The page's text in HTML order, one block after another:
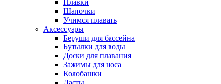
Плавки
Шапочки
Учимся плавать
Аксессуары
Беруши для бассейна
Бутылки для воды
Доски для плавания
Зажимы для носа
Колобашки
Ласты